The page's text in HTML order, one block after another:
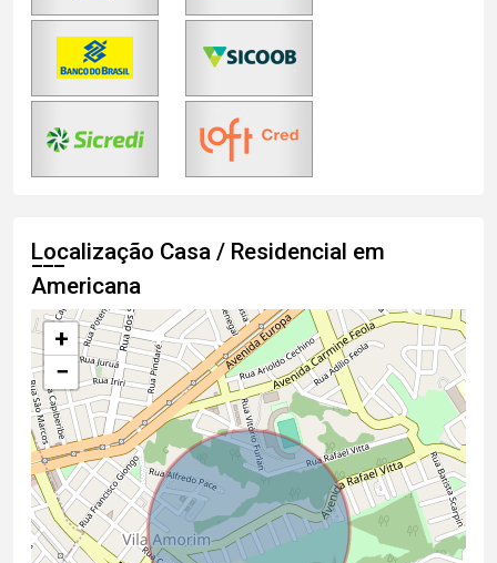
Localização Casa / Residencial em
Americana
+
−